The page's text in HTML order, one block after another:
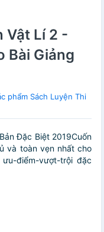
Vật Lí 2 -
Bài Giảng
phẩm Sách Luyện Thi
Đặc Biệt 2019Cuốn
và toàn vẹn nhất cho
điểm-vượt-trội đặc